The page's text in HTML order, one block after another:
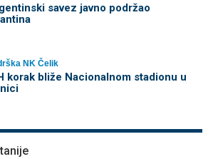
savez javno podržao
NK Čelik
korak bliže Nacionalnom stadionu u